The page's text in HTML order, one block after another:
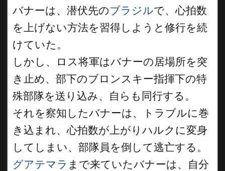
バナーは、潜伏先のブラジルで、心拍数
を上げない方法を習得しようと修行を続
けていた。
しかし、ロス将軍はバナーの居場所を突
き止め、部下のブロンスキー指揮下の特
殊部隊を送り込み、自らも同行する。
それを察知したバナーは、トラブルに巻
き込まれ、心拍数が上がりハルクに変身
してしまい、部隊員を倒して逃亡する。
グアテマラ まで来ていたバナーは、自分